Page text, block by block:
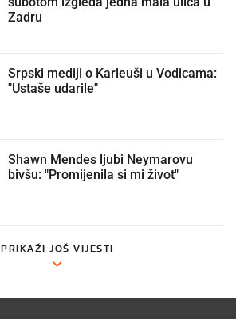
Zadru
Srpski mediji o Karleuši u Vodicama:
"Ustaše udarile"
Shawn Mendes ljubi Neymarovu
bivšu: "Promijenila si mi život"
PRIKAŽI JOŠ VIJESTI